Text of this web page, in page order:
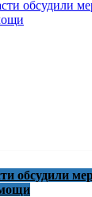
обсудили